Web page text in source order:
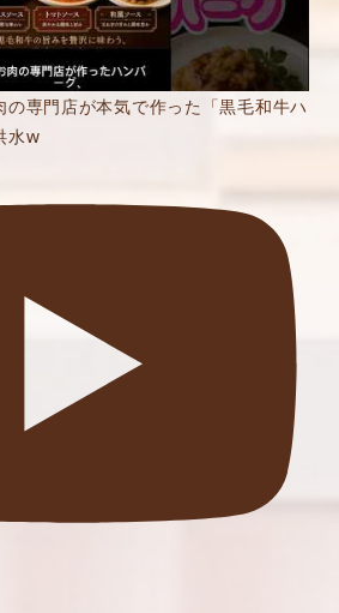
専門店が本気で作った「黒毛和牛ハ
水w